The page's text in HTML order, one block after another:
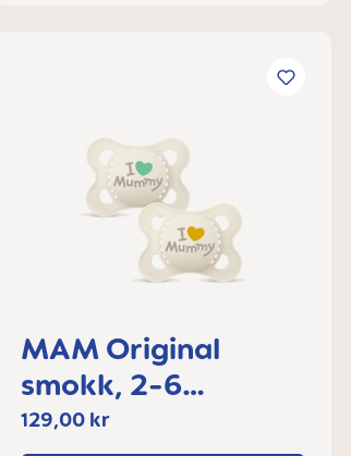
MAM Original
smokk, 2-6
måneder
129,00 kr